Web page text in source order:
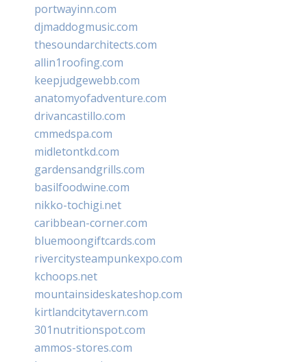
portwayinn.com
djmaddogmusic.com
thesoundarchitects.com
allin1roofing.com
keepjudgewebb.com
anatomyofadventure.com
drivancastillo.com
cmmedspa.com
midletontkd.com
gardensandgrills.com
basilfoodwine.com
nikko-tochigi.net
caribbean-corner.com
bluemoongiftcards.com
rivercitysteampunkexpo.com
kchoops.net
mountainsideskateshop.com
kirtlandcitytavern.com
301nutritionspot.com
ammos-stores.com